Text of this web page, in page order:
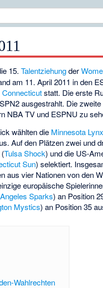
15.Talentziehungder
am 11. April 2011 in den
Connecticutstatt. Die erste
ausgestrahlt. Die zweite
NBA TV und ESPNU zu
wählten die Minnesota Lynx
Auf den Plätzen zwei und
(Tulsa Shock) und die US-
Sun) selektiert.
aus vier Nationen von den
europäische
Sparks) an Position
Mystics) an Position 35
Wahlrechten